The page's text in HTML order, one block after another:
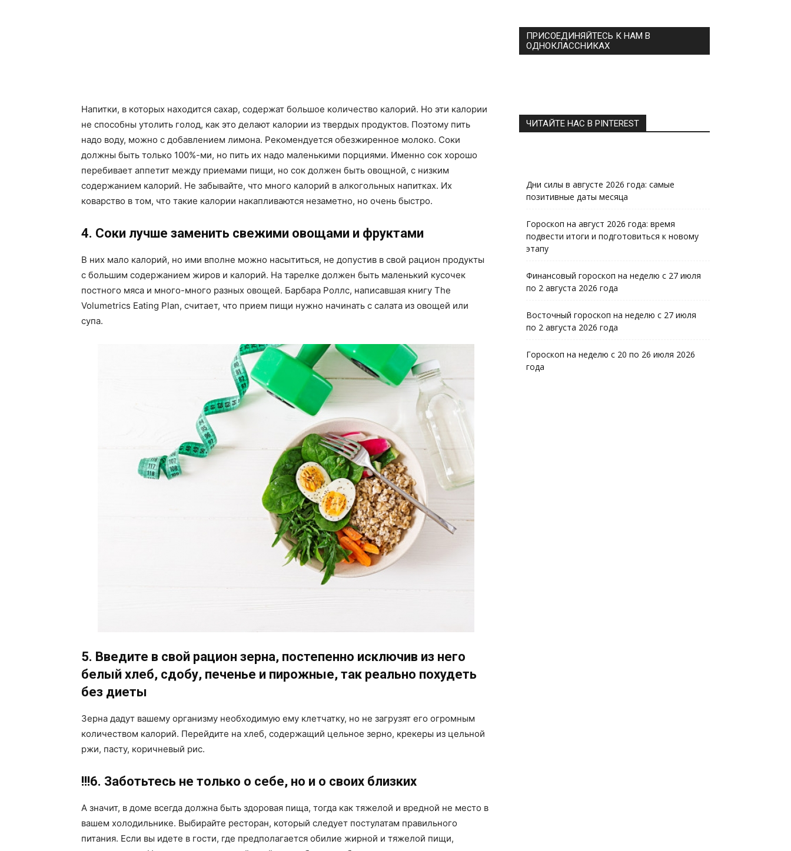
Напитки, в которых находится сахар, содержат большое количество калорий. Но эти калории
не способны утолить голод, как это делают калории из твердых продуктов. Поэтому пить
надо воду, можно с добавлением лимона. Рекомендуется обезжиренное молоко. Соки
должны быть только 100%-ми, но пить их надо маленькими порциями. Именно сок хорошо
перебивает аппетит между приемами пищи, но сок должен быть овощной, с низким
содержанием калорий. Не забывайте, что много калорий в алкогольных напитках. Их
коварство в том, что такие калории накапливаются незаметно, но очень быстро.
4. Соки лучше заменить свежими овощами и фруктами
В них мало калорий, но ими вполне можно насытиться, не допустив в свой рацион продукты
с большим содержанием жиров и калорий. На тарелке должен быть маленький кусочек
постного мяса и много-много разных овощей. Барбара Роллс, написавшая книгу The
Volumetrics Eating Plan, считает, что прием пищи нужно начинать с салата из овощей или
супа.
5. Введите в свой рацион зерна, постепенно исключив из него
белый хлеб, сдобу, печенье и пирожные, так реально похудеть
без диеты
Зерна дадут вашему организму необходимую ему клетчатку, но не загрузят его огромным
количеством калорий. Перейдите на хлеб, содержащий цельное зерно, крекеры из цельной
ржи, пасту, коричневый рис.
!!!6. Заботьтесь не только о себе, но и о своих близких
А значит, в доме всегда должна быть здоровая пища, тогда как тяжелой и вредной не место в
вашем холодильнике. Выбирайте ресторан, который следует постулатам правильного
питания. Если вы идете в гости, где предполагается обилие жирной и тяжелой пищи,
ПРИСОЕДИНЯЙТЕСЬ К НАМ В
ОДНОКЛАССНИКАХ
ЧИТАЙТЕ НАС В PINTEREST
Дни силы в августе 2026 года: самые
позитивные даты месяца
Гороскоп на август 2026 года: время
подвести итоги и подготовиться к новому
этапу
Финансовый гороскоп на неделю с 27 июля
по 2 августа 2026 года
Восточный гороскоп на неделю с 27 июля
по 2 августа 2026 года
Гороскоп на неделю с 20 по 26 июля 2026
года